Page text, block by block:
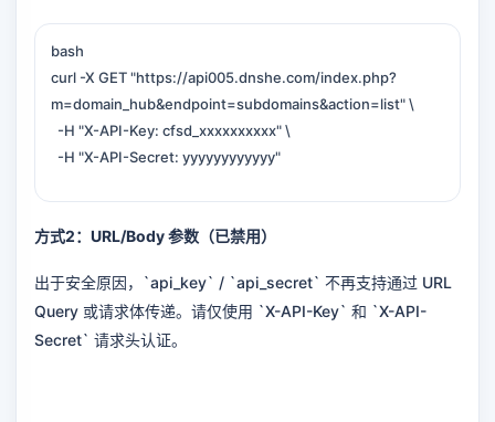
bash
curl -X GET "https://api005.dnshe.com/index.php?
m=domain_hub&endpoint=subdomains&action=list" \
-H "X-API-Key: cfsd_xxxxxxxxxx" \
-H "X-API-Secret: yyyyyyyyyyyy"
方式2：URL/Body 参数（已禁用）
出于安全原因，`api_key` / `api_secret` 不再支持通过 URL
Query 或请求体传递。请仅使用 `X-API-Key` 和 `X-API-
Secret` 请求头认证。